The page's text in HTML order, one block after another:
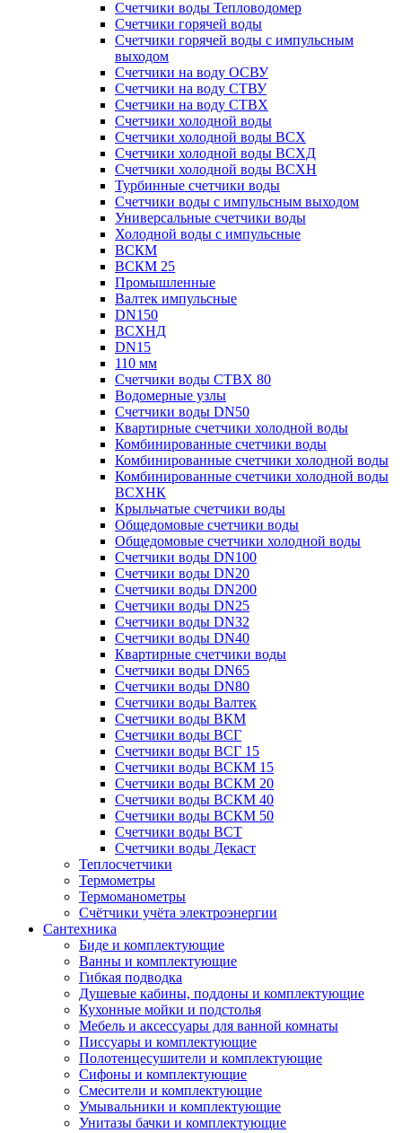
Счетчики воды Тепловодомер
Счетчики горячей воды
Счетчики горячей воды с импульсным
выходом
Счетчики на воду ОСВУ
Счетчики на воду СТВУ
Счетчики на воду СТВХ
Счетчики холодной воды
Счетчики холодной воды ВСХ
Счетчики холодной воды ВСХД
Счетчики холодной воды ВСХН
Турбинные счетчики воды
Счетчики воды с импульсным выходом
Универсальные счетчики воды
Холодной воды с импульсные
ВСКМ
ВСКМ 25
Промышленные
Валтек импульсные
DN150
ВСХНД
DN15
110 мм
Счетчики воды СТВХ 80
Водомерные узлы
Счетчики воды DN50
Квартирные счетчики холодной воды
Комбинированные счетчики воды
Комбинированные счетчики холодной воды
Комбинированные счетчики холодной воды
ВСХНК
Крыльчатые счетчики воды
Общедомовые счетчики воды
Общедомовые счетчики холодной воды
Счетчики воды DN100
Счетчики воды DN20
Счетчики воды DN200
Счетчики воды DN25
Счетчики воды DN32
Счетчики воды DN40
Квартирные счетчики воды
Счетчики воды DN65
Счетчики воды DN80
Счетчики воды Валтек
Счетчики воды ВКМ
Счетчики воды ВСГ
Счетчики воды ВСГ 15
Счетчики воды ВСКМ 15
Счетчики воды ВСКМ 20
Счетчики воды ВСКМ 40
Счетчики воды ВСКМ 50
Счетчики воды ВСТ
Счетчики воды Декаст
Теплосчетчики
Термометры
Термоманометры
Счётчики учёта электроэнергии
Сантехника
Биде и комплектующие
Ванны и комплектующие
Гибкая подводка
Душевые кабины, поддоны и комплектующие
Кухонные мойки и подстолья
Мебель и аксессуары для ванной комнаты
Писсуары и комплектующие
Полотенцесушители и комплектующие
Сифоны и комплектующие
Смесители и комплектующие
Умывальники и комплектующие
Унитазы бачки и комплектующие